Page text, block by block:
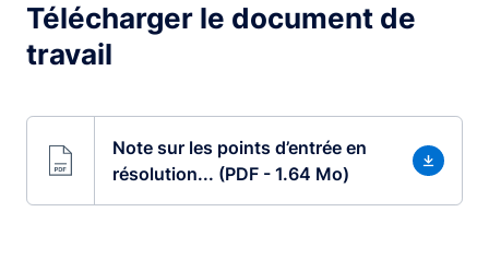
Télécharger le document de
travail
Note sur les points d’entrée en
résolution... (PDF - 1.64 Mo)